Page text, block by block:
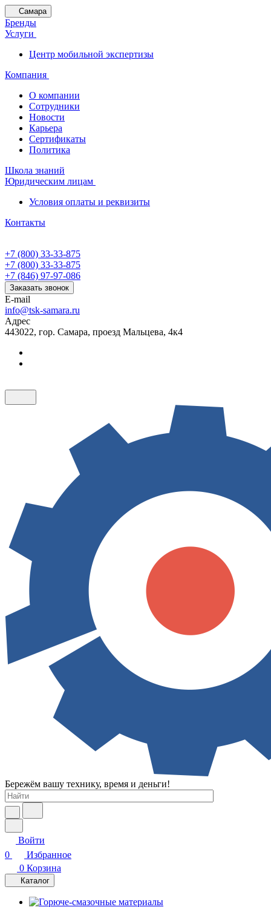
Самара
Бренды
Услуги
Центр мобильной экспертизы
Компания
О компании
Сотрудники
Новости
Карьера
Сертификаты
Политика
Школа знаний
Юридическим лицам
Условия оплаты и реквизиты
Контакты
+7 (800) 33-33-875
+7 (800) 33-33-875
+7 (846) 97-97-086
Заказать звонок
E-mail
info@tsk-samara.ru
Адрес
443022, гор. Самара, проезд Мальцева, 4к4
Бережём вашу технику, время и деньги!
Войти
0
Избранное
0 Корзина
Каталог